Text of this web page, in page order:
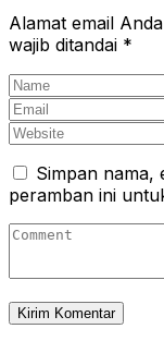
Alamat email
wajib ditandai *
Simpan nama,
peramban ini